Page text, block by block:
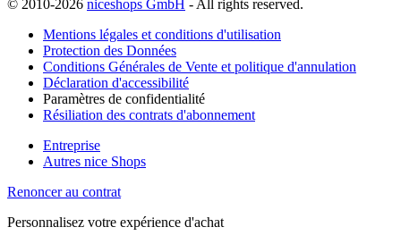
© 2010-2026 niceshops GmbH - All rights reserved.
Mentions légales et conditions d'utilisation
Protection des Données
Conditions Générales de Vente et politique d'annulation
Déclaration d'accessibilité
Paramètres de confidentialité
Résiliation des contrats d'abonnement
Entreprise
Autres nice Shops
Renoncer au contrat
Personnalisez votre expérience d'achat